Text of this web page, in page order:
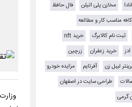
مخازن پلی اتیلن
فال حافظ
کافه مناسب کار و مطالعه
ثبت نام کالابرگ
خرید nft
خرید زعفران
زرچین
لیبل زن آفرتایم
مزایده خودرو
طراحی سایت در اصفهان
گرمی